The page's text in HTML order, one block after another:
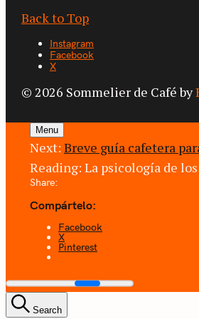
Back to Top
Instagram
Facebook
X
© 2026 Sommelier de Café by
Menu
Next: Breve guía cafetera
Reading: La psicología de
Share:
Compártelo:
Facebook
X
Pinterest
Search